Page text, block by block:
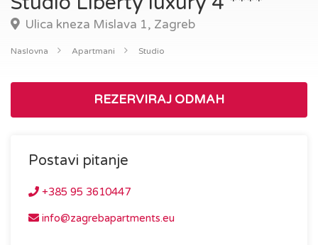
Ulica kneza Mislava 1, Zagreb
Naslovna Apartmani Studio
REZERVIRAJ ODMAH
Postavi pitanje
+385 95 3610447
info@zagrebapartments.eu